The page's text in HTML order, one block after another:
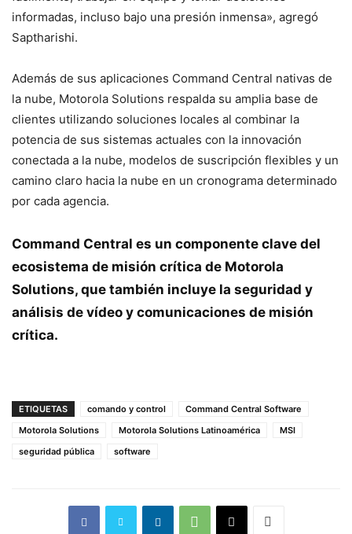
informadas, incluso bajo una presión inmensa», agregó
Saptharishi.
Además de sus aplicaciones Command Central nativas de
la nube, Motorola Solutions respalda su amplia base de
clientes utilizando soluciones locales al combinar la
potencia de sus sistemas actuales con la innovación
conectada a la nube, modelos de suscripción flexibles y un
camino claro hacia la nube en un cronograma determinado
por cada agencia.
Command Central es un componente clave del
ecosistema de misión crítica de Motorola
Solutions, que también incluye la seguridad y
análisis de vídeo y comunicaciones de misión
crítica.
ETIQUETAS comando y control
Command Central Software
Motorola Solutions
Motorola Solutions Latinoamérica
MSI
seguridad pública
software